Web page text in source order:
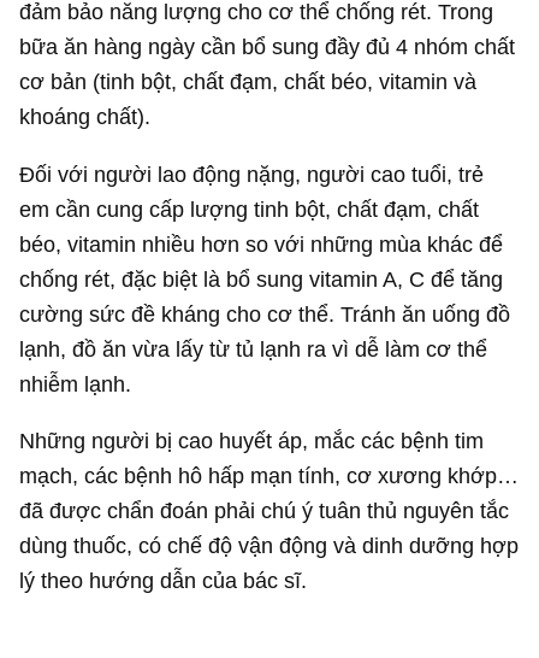
đảm bảo năng lượng cho cơ thể chống rét. Trong
bữa ăn hàng ngày cần bổ sung đầy đủ 4 nhóm chất
cơ bản (tinh bột, chất đạm, chất béo, vitamin và
khoáng chất).
Đối với người lao động nặng, người cao tuổi, trẻ
em cần cung cấp lượng tinh bột, chất đạm, chất
béo, vitamin nhiều hơn so với những mùa khác để
chống rét, đặc biệt là bổ sung vitamin A, C để tăng
cường sức đề kháng cho cơ thể. Tránh ăn uống đồ
lạnh, đồ ăn vừa lấy từ tủ lạnh ra vì dễ làm cơ thể
nhiễm lạnh.
Những người bị cao huyết áp, mắc các bệnh tim
mạch, các bệnh hô hấp mạn tính, cơ xương khớp…
đã được chẩn đoán phải chú ý tuân thủ nguyên tắc
dùng thuốc, có chế độ vận động và dinh dưỡng hợp
lý theo hướng dẫn của bác sĩ.